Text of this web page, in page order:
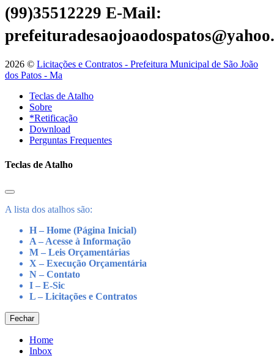
(99)35512229 E-Mail:
2026 © Licitações e Contratos - Prefeitura Municipal de São João
dos Patos - Ma
Teclas de Atalho
Sobre
*Retificação
Download
Perguntas Frequentes
Teclas de Atalho
A lista dos atalhos são:
H – Home (Página Inicial)
A – Acesse à Informação
M – Leis Orçamentárias
X – Execução Orçamentária
N – Contato
I – E-Sic
L – Licitações e Contratos
Fechar
Home
Inbox